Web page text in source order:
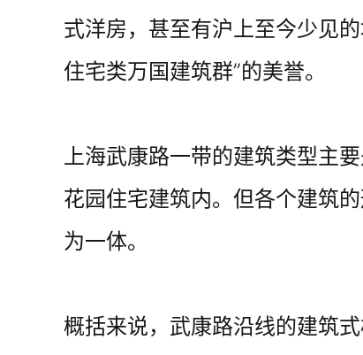
式洋房，甚至有沪上至今少见
住宅类万国建筑群”的美誉。
上海武康路一带的建筑类型主
花园住宅建筑内。但各个建筑
为一体。
概括来说，武康路沿线的建筑